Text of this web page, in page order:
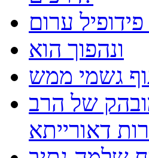
ערום
ונהפוך הוא
גשמי ממש
של הרב